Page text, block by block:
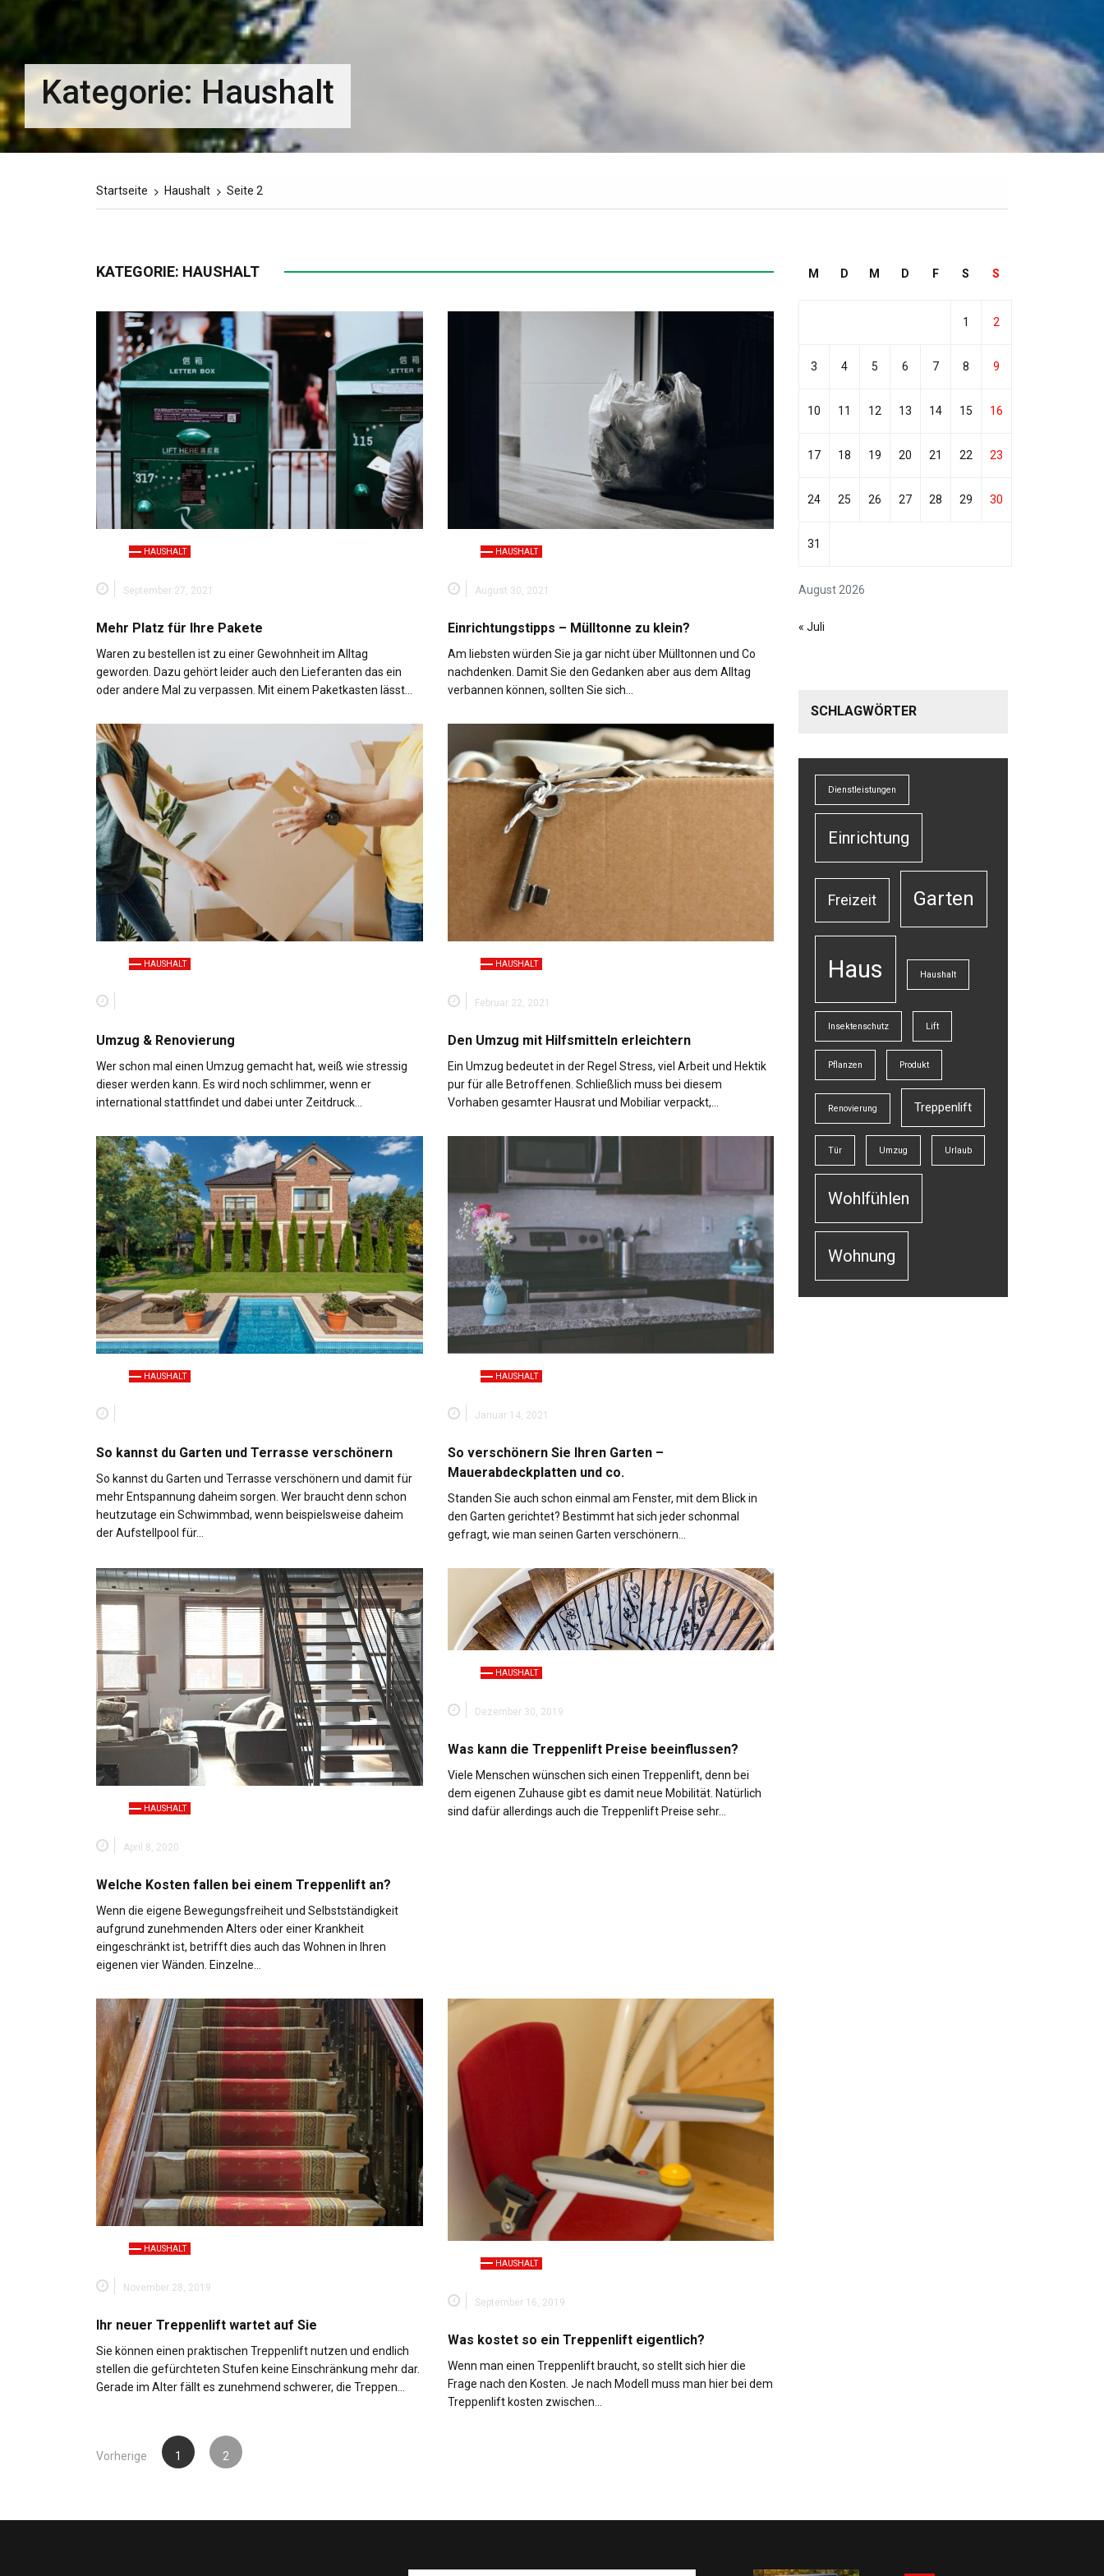
Kategorie: Haushalt
Startseite Haushalt Seite 2
KATEGORIE: HAUSHALT
HAUSHALT
September 27, 2021
Mehr Platz für Ihre Pakete
Waren zu bestellen ist zu einer Gewohnheit im Alltag
geworden. Dazu gehört leider auch den Lieferanten das ein
oder andere Mal zu verpassen. Mit einem Paketkasten lässt…
HAUSHALT
August 30, 2021
Einrichtungstipps – Mülltonne zu klein?
Am liebsten würden Sie ja gar nicht über Mülltonnen und Co
nachdenken. Damit Sie den Gedanken aber aus dem Alltag
verbannen können, sollten Sie sich…
HAUSHALT
Umzug & Renovierung
Wer schon mal einen Umzug gemacht hat, weiß wie stressig
dieser werden kann. Es wird noch schlimmer, wenn er
international stattfindet und dabei unter Zeitdruck…
HAUSHALT
Februar 22, 2021
Den Umzug mit Hilfsmitteln erleichtern
Ein Umzug bedeutet in der Regel Stress, viel Arbeit und Hektik
pur für alle Betroffenen. Schließlich muss bei diesem
Vorhaben gesamter Hausrat und Mobiliar verpackt,…
HAUSHALT
So kannst du Garten und Terrasse verschönern
So kannst du Garten und Terrasse verschönern und damit für
mehr Entspannung daheim sorgen. Wer braucht denn schon
heutzutage ein Schwimmbad, wenn beispielsweise daheim
der Aufstellpool für…
HAUSHALT
Januar 14, 2021
So verschönern Sie Ihren Garten –
Mauerabdeckplatten und co.
Standen Sie auch schon einmal am Fenster, mit dem Blick in
den Garten gerichtet? Bestimmt hat sich jeder schonmal
gefragt, wie man seinen Garten verschönern…
HAUSHALT
April 8, 2020
Welche Kosten fallen bei einem Treppenlift an?
Wenn die eigene Bewegungsfreiheit und Selbstständigkeit
aufgrund zunehmenden Alters oder einer Krankheit
eingeschränkt ist, betrifft dies auch das Wohnen in Ihren
eigenen vier Wänden. Einzelne…
HAUSHALT
Dezember 30, 2019
Was kann die Treppenlift Preise beeinflussen?
Viele Menschen wünschen sich einen Treppenlift, denn bei
dem eigenen Zuhause gibt es damit neue Mobilität. Natürlich
sind dafür allerdings auch die Treppenlift Preise sehr…
HAUSHALT
November 28, 2019
Ihr neuer Treppenlift wartet auf Sie
Sie können einen praktischen Treppenlift nutzen und endlich
stellen die gefürchteten Stufen keine Einschränkung mehr dar.
Gerade im Alter fällt es zunehmend schwerer, die Treppen…
HAUSHALT
September 16, 2019
Was kostet so ein Treppenlift eigentlich?
Wenn man einen Treppenlift braucht, so stellt sich hier die
Frage nach den Kosten. Je nach Modell muss man hier bei dem
Treppenlift kosten zwischen…
Seitennummerierung
Vorherige 1 2
August 2026
M D M D F S S
1 2
3 4 5 6 7 8 9
10 11 12 13 14 15 16
17 18 19 20 21 22 23
24 25 26 27 28 29 30
31
« Juli
SCHLAGWÖRTER
Dienstleistungen
Einrichtung
Freizeit Garten
Haus Haushalt
Insektenschutz Lift
Pflanzen Produkt
Renovierung Treppenlift
Tür Umzug Urlaub
Wohlfühlen
Wohnung